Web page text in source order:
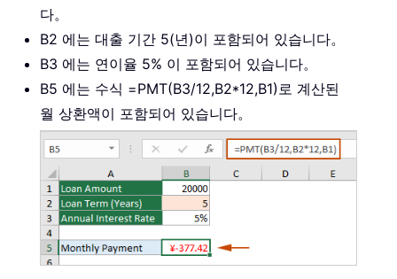
다。
B2 에는 대출 기간 5(년)이 포함되어 있습니다。
B3 에는 연이율 5% 이 포함되어 있습니다。
B5 에는 수식 =PMT(B3/12,B2*12,B1)로 계산된
월 상환액이 포함되어 있습니다。